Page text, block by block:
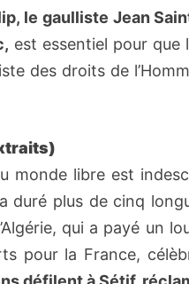
le gaulliste Jean
est essentiel pour que
des droits de
monde libre est
duré plus de cinq
qui a payé un
pour la France,